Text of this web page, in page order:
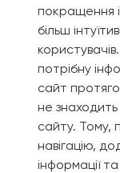
покращення
більш
потрібну
сайт
не знаходить
сайту. Тому,
навігацію,
інформації